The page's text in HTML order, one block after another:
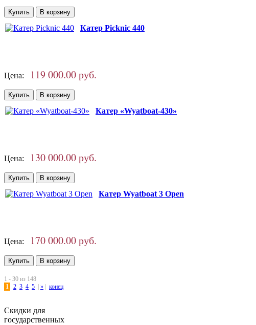
Катер Picknic 440
Цена: 119 000.00 руб.
Катер «Wyatboat-430»
Цена: 130 000.00 руб.
Катер Wyatboat 3 Open
Цена: 170 000.00 руб.
1 - 30 из 148
1
2 3 4 5 | » | конец
Скидки для
государственных